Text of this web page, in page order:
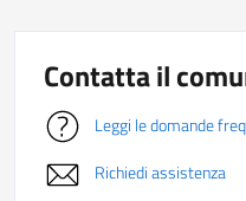
Contatta il
Leggi le domande
Richiedi assistenza